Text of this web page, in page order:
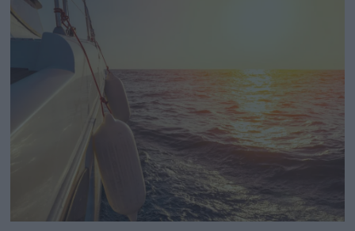
eller andre lukkede rom, da
flyteutstyr under dekke kan være
farlig ved kantring eller
vanninntrengning
Bølgesurfing: Rene bølgesurfebrett
(uten seil) er ikke omfattet kravet
Straff og unntak: